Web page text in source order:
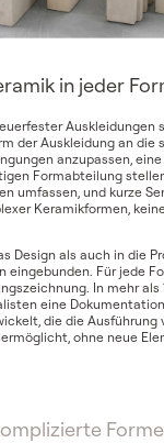
in jeder
Auskleidungen
der Auskleidung an die
anzupassen,
Formabteilung
umfassen, und kurze
Keramikformen,
Design als auch in die
eingebunden. Für jede
In mehr als
eine
die die Ausführung
ohne neue